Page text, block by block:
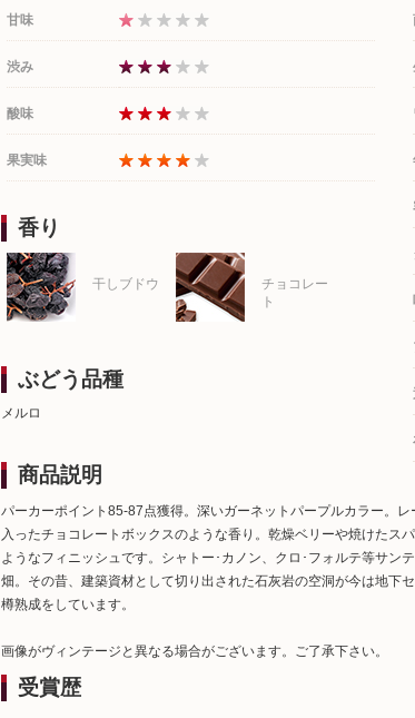
甘味
渋み
酸味
果実味
香り
干しブドウ
チョコレー
ト
ぶどう品種
メルロ
商品説明
パーカーポイント85-87点獲得。深いガーネットパープルカラー。
入ったチョコレートボックスのような香り。乾燥ベリーや焼けたス
ようなフィニッシュです。シャトー･カノン、クロ･フォルテ等サン
畑。その昔、建築資材として切り出された石灰岩の空洞が今は地下
樽熟成をしています。
画像がヴィンテージと異なる場合がございます。ご了承下さい。
受賞歴